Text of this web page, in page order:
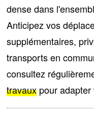
densedans
Anticipez vos
supplémentaires,
transports en
consultez
travaux pour